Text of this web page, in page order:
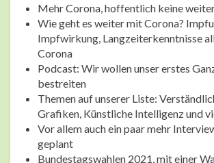
Mehr Corona, hoffentlich keine
Wie geht es weiter mit Corona?
Impfwirkung, Langzeiterkenntnisse
Corona
Podcast: Wir wollen unser erstes
bestreiten
Themen auf unserer Liste:
Grafiken, Künstliche Intelligenz und
Vor allem auch ein paar mehr
geplant
Bundestagswahlen 2021, mit einer